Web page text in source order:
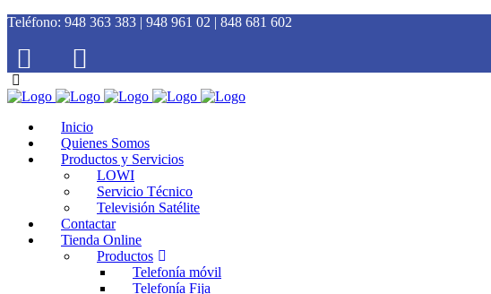
Teléfono: 948 363 383 | 948 961 02 | 848 681 602
Inicio
Quienes Somos
Productos y Servicios
LOWI
Servicio Técnico
Televisión Satélite
Contactar
Tienda Online
Productos
Telefonía móvil
Telefonía Fija